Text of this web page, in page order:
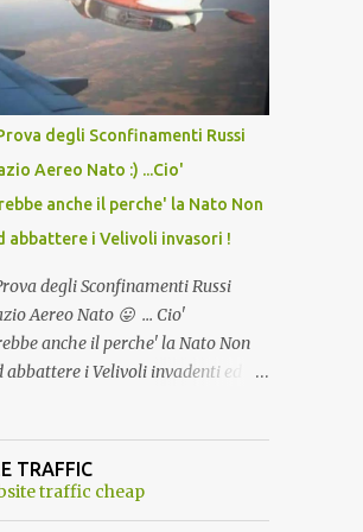
temperatura? Qualcuno a suo
il Vaccino come: l' Amaro
era "spettacolare Ghiacciato, ma
anche, a Temperatura
Riproponiamo l'articolo per NON
degli Sconfinamenti Russi
Aereo Nato :) ...Cio'
anche il perche' la Nato Non
abbattere i Velivoli invasori !
degli Sconfinamenti Russi
Aereo Nato 😛 ... Cio'
anche il perche' la Nato Non
abbattere i Velivoli invadenti ed
di un'invasione dello spazio
da parte di un robot chiamato
TRAFFIC
traffic cheap